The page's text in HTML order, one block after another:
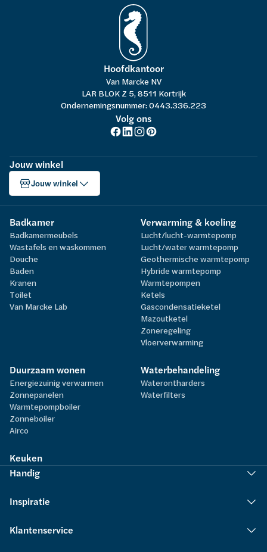
Hoofdkantoor
Van Marcke NV
LAR BLOK Z 5, 8511 Kortrijk
Ondernemingsnummer: 0443.336.223
Volg ons
Jouw winkel
Jouw winkel
Badkamer
Badkamermeubels
Wastafels en waskommen
Douche
Baden
Kranen
Toilet
Van Marcke Lab
Verwarming & koeling
Lucht/lucht-warmtepomp
Lucht/water warmtepomp
Geothermische warmtepomp
Hybride warmtepomp
Warmtepompen
Ketels
Gascondensatieketel
Mazoutketel
Zoneregeling
Vloerverwarming
Duurzaam wonen
Energiezuinig verwarmen
Zonnepanelen
Warmtepompboiler
Zonneboiler
Airco
Waterbehandeling
Waterontharders
Waterfilters
Keuken
Handig
Inspiratie
Klantenservice